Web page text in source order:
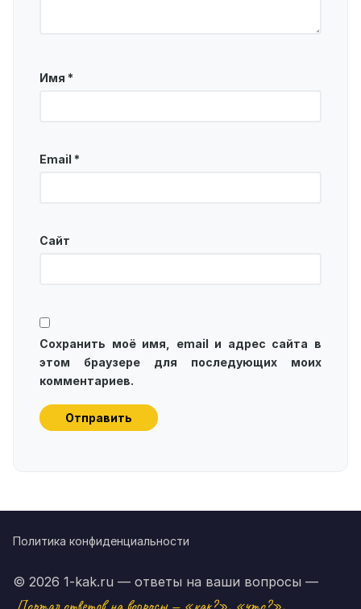
Имя *
Email *
Сайт
Сохранить моё имя, email и адрес сайта в
этом браузере для последующих моих
комментариев.
Политика конфиденциальности
© 2026 1-kak.ru — ответы на ваши вопросы —